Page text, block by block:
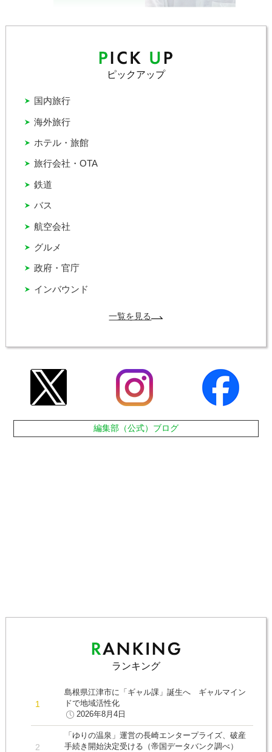
ピックアップ
インバウンド
グルメ
バス
ホテル・旅館
国内旅行
政府・官庁
旅行会社・OTA
海外旅行
航空会社
鉄道
一覧を見る
編集部（公式）ブログ
ランキング
島根県江津市に「ギャル課」誕生へ ギャルマイン
ドで地域活性化
2026年8月4日
「ゆりの温泉」運営の長崎エンタープライズ、破産
手続き開始決定受ける（帝国データバンク調べ）